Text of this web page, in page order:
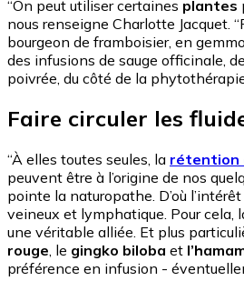
“On peut utiliser certaines plantes
nous renseigne Charlotte Jacquet.
bourgeon de framboisier, en
des infusions de sauge officinale,
poivrée, du côté de la
Faire circuler les
“À elles toutes seules, la rétention
peuvent être à l’origine de nos
pointe la naturopathe. D’où
veineux et lymphatique. Pour cela,
une véritable alliée. Et plus
rouge, le gingko biloba et
préférence en infusion -